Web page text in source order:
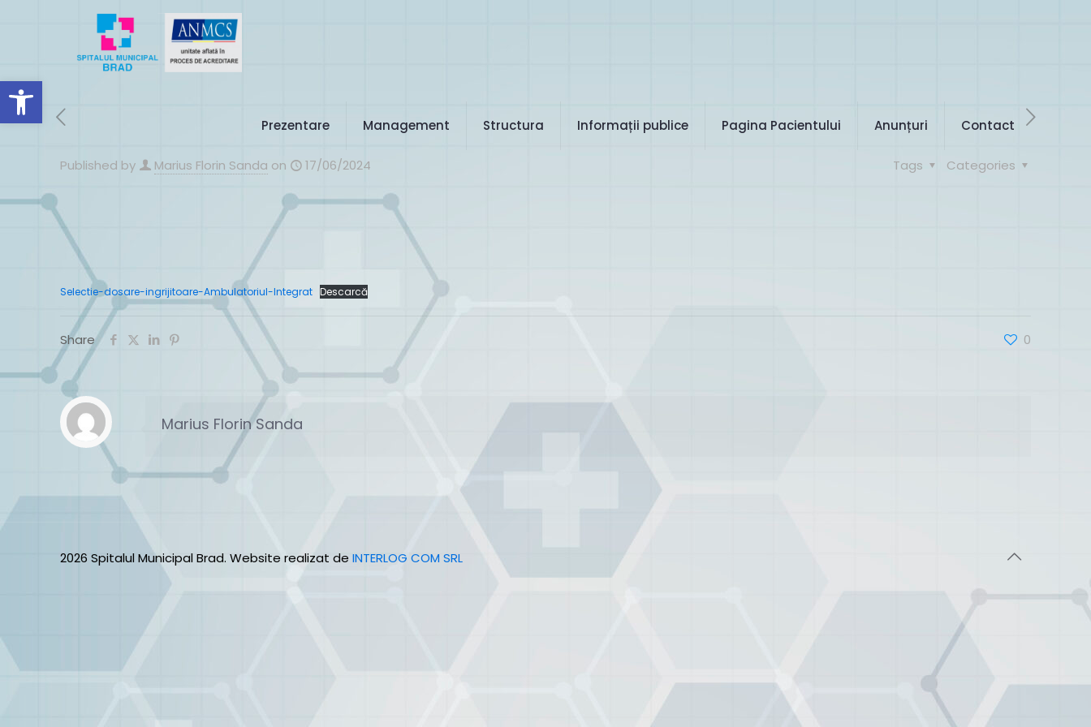
Deschide bara de unelte
Prezentare Management Structura Informații publice Pagina Pacientului Anunțuri Contact
Published by Marius Florin Sanda on 17/06/2024 Categories
Tags
Selectie-dosare-ingrijitoare-Ambulatoriul-Integrat Descarcă
Share 0
Marius Florin Sanda
2026 Spitalul Municipal Brad. Website realizat de INTERLOG COM SRL